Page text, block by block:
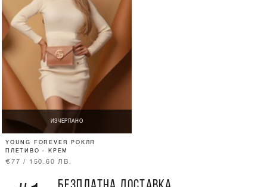
ИЗЧЕРПАНО
YOUNG FOREVER РОКЛЯ
ПЛЕТИВО - КРЕМ
€77 / 150.60 ЛВ.